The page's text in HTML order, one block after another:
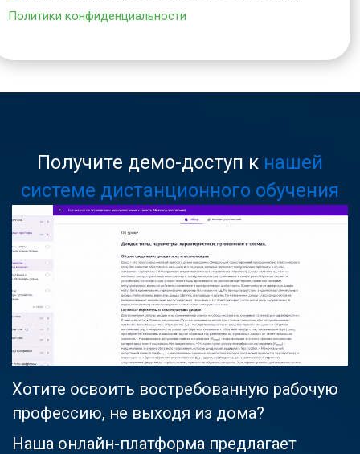
Политики конфиденциальности
Получите демо-доступ к нашей
системе дистанционного обучения
Хотите освоить востребованную рабочую
профессию, не выходя из дома?
Наша онлайн-платформа предлагает